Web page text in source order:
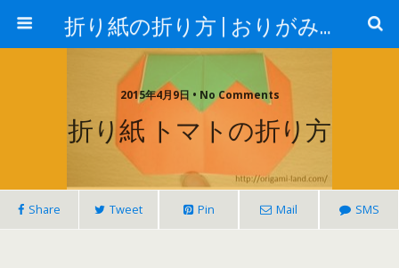
折り紙の折り方 | おりがみランド
2015年4月9日 • No Comments
折り紙 トマトの折り方
Share Tweet Pin Mail SMS